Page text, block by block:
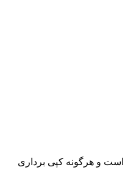
و هرگونه کپی برداری